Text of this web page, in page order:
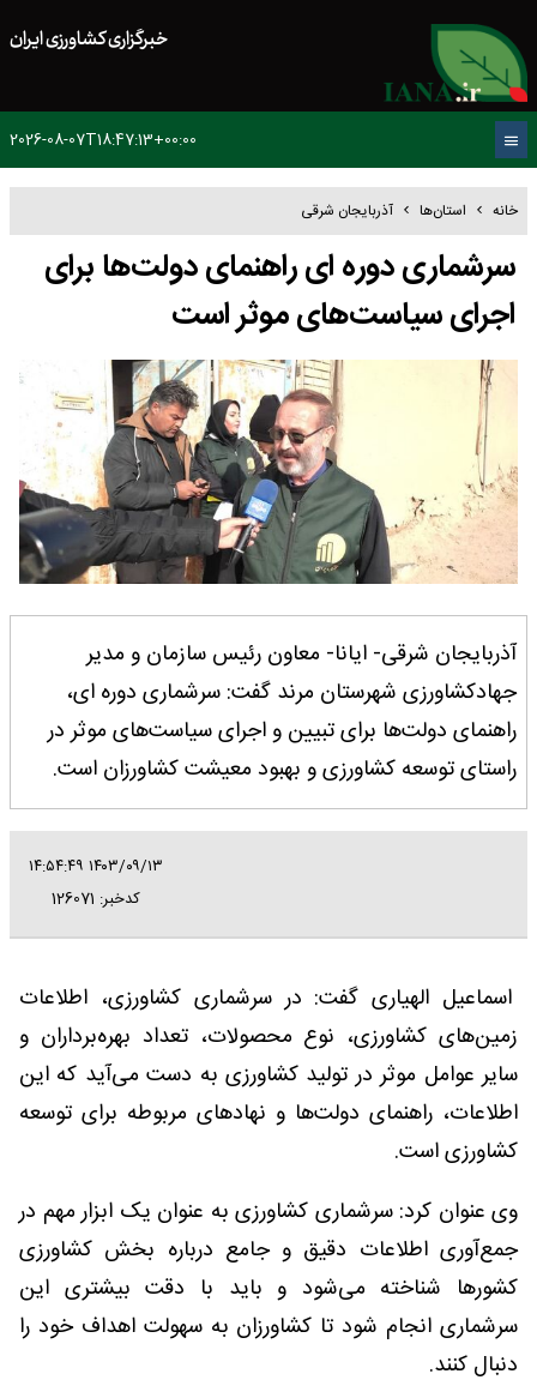
خبرگزاری کشاورزی ایران
2026-08-07T18:47:13+00:00
خانه استان‌ها آذربایجان شرقی
سرشماری دوره ای راهنمای دولت‌ها برای
اجرای سیاست‌های موثر است
آذربایجان شرقی- ایانا- معاون رئیس سازمان و مدیر
جهادکشاورزی شهرستان مرند گفت: سرشماری دوره ای،
راهنمای دولت‌ها برای تبیین و اجرای سیاست‌های موثر در
راستای توسعه کشاورزی و بهبود معیشت کشاورزان است.
۱۴۰۳/۰۹/۱۳ ۱۴:۵۴:۴۹
کدخبر: 126071
اسماعیل الهیاری گفت: در سرشماری کشاورزی، اطلاعات
زمین‌های کشاورزی، نوع محصولات، تعداد بهره‌برداران و
سایر عوامل موثر در تولید کشاورزی به دست می‌آید که این
اطلاعات، راهنمای دولت‌ها و نهادهای مربوطه برای توسعه
کشاورزی است.
وی عنوان کرد: سرشماری کشاورزی به عنوان یک ابزار مهم در
جمع‌آوری اطلاعات دقیق و جامع درباره بخش کشاورزی
کشورها شناخته می‌شود و باید با دقت بیشتری این
سرشماری انجام شود تا کشاورزان به سهولت اهداف خود را
دنبال کنند.